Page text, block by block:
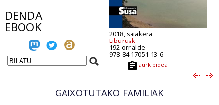
DENDA
EBOOK 2018, saiakera
Liburuak
192 orrialde
978-84-17051-13-6
aurkibidea
GAIXOTUTAKO FAMILIAK